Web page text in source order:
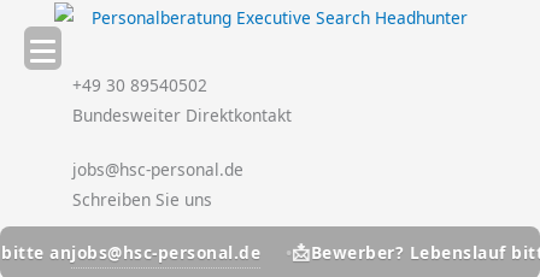
Inhalt
springen +49 30 89540502
Bundesweiter Direktkontakt
jobs@hsc-personal.de
Schreiben Sie uns
jobs@hsc-personal.de 📩Bewerber? Lebenslauf bitte an